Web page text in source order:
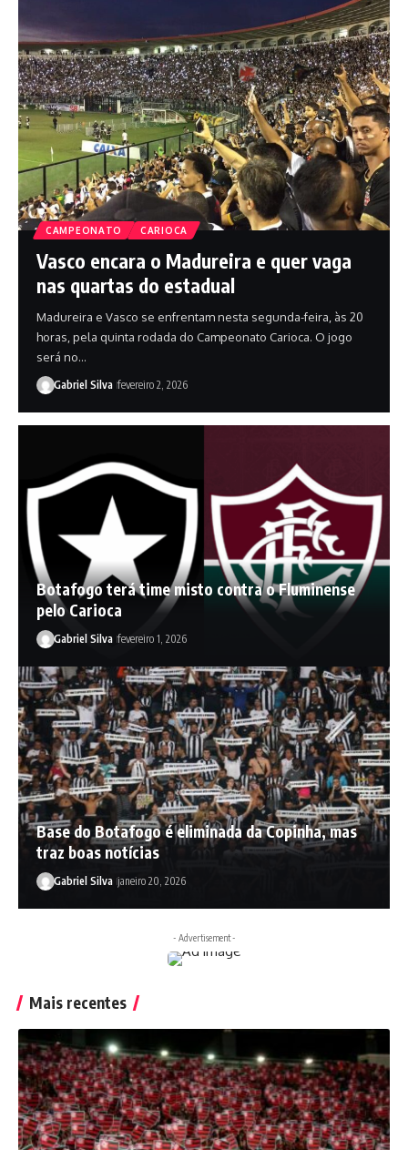
CAMPEONATO CARIOCA
Vasco encara o Madureira e quer vaga
nas quartas do estadual
Madureira e Vasco se enfrentam nesta segunda-feira, às 20
horas, pela quinta rodada do Campeonato Carioca. O jogo
será no…
Gabriel Silva fevereiro 2, 2026
Botafogo terá time misto contra o Fluminense
pelo Carioca
Gabriel Silva fevereiro 1, 2026
Base do Botafogo é eliminada da Copinha, mas
traz boas notícias
Gabriel Silva janeiro 20, 2026
- Advertisement -
Mais recentes